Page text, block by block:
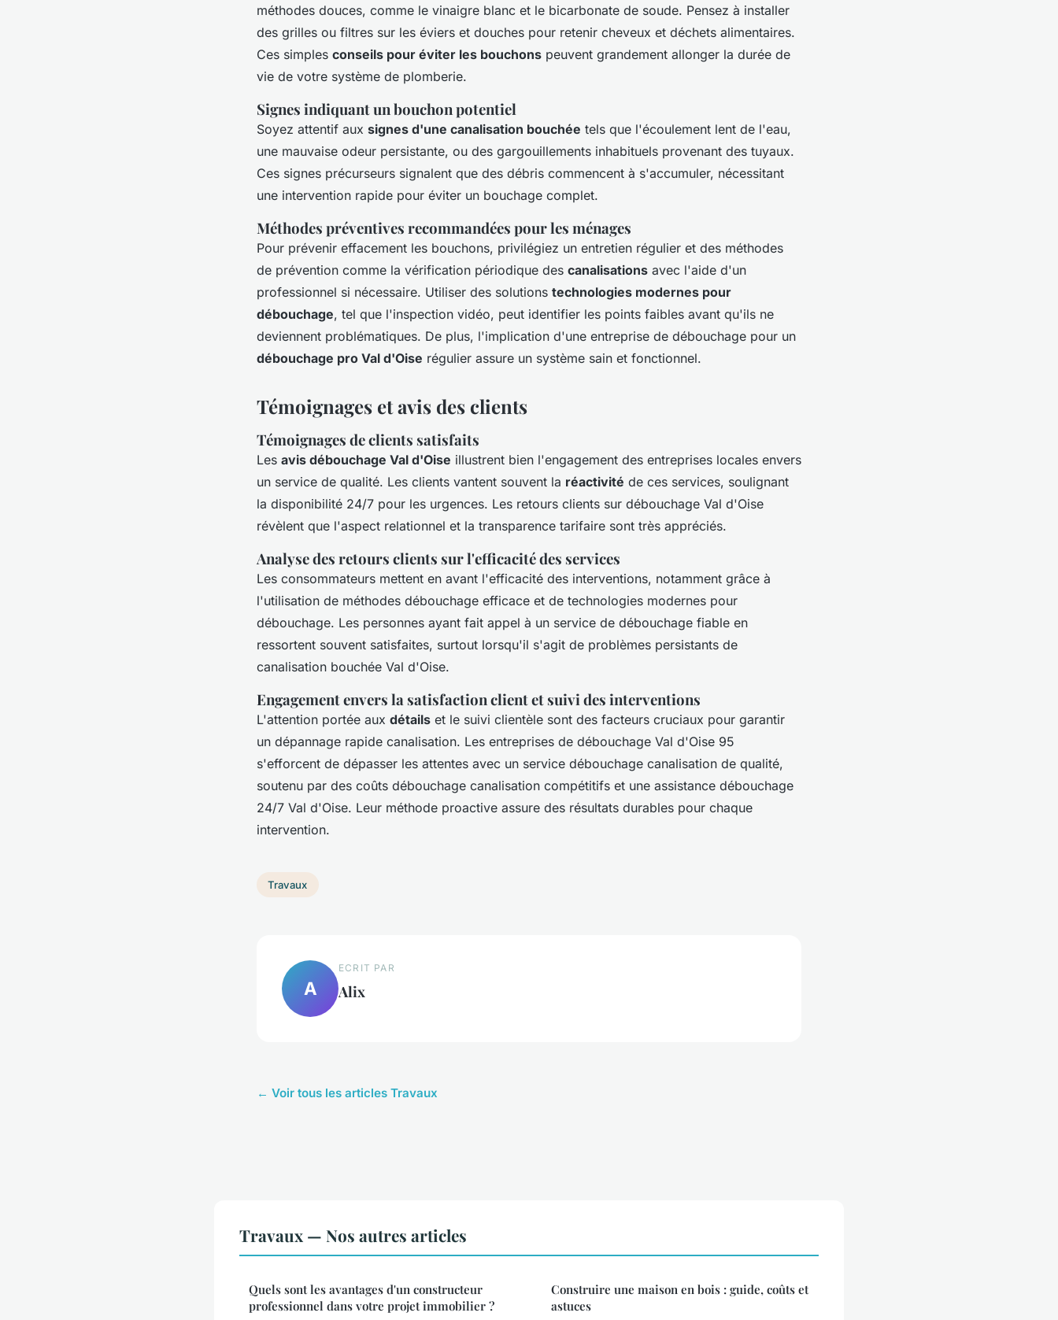
méthodes douces, comme le vinaigre blanc et le bicarbonate de soude. Pensez à installer
des grilles ou filtres sur les éviers et douches pour retenir cheveux et déchets alimentaires.
Ces simples conseils pour éviter les bouchons peuvent grandement allonger la durée de
vie de votre système de plomberie.
Signes indiquant un bouchon potentiel
Soyez attentif aux signes d'une canalisation bouchée tels que l'écoulement lent de l'eau,
une mauvaise odeur persistante, ou des gargouillements inhabituels provenant des tuyaux.
Ces signes précurseurs signalent que des débris commencent à s'accumuler, nécessitant
une intervention rapide pour éviter un bouchage complet.
Méthodes préventives recommandées pour les ménages
Pour prévenir effacement les bouchons, privilégiez un entretien régulier et des méthodes
de prévention comme la vérification périodique des canalisations avec l'aide d'un
professionnel si nécessaire. Utiliser des solutions technologies modernes pour
débouchage, tel que l'inspection vidéo, peut identifier les points faibles avant qu'ils ne
deviennent problématiques. De plus, l'implication d'une entreprise de débouchage pour un
débouchage pro Val d'Oise régulier assure un système sain et fonctionnel.
Témoignages et avis des clients
Témoignages de clients satisfaits
Les avis débouchage Val d'Oise illustrent bien l'engagement des entreprises locales envers
un service de qualité. Les clients vantent souvent la réactivité de ces services, soulignant
la disponibilité 24/7 pour les urgences. Les retours clients sur débouchage Val d'Oise
révèlent que l'aspect relationnel et la transparence tarifaire sont très appréciés.
Analyse des retours clients sur l'efficacité des services
Les consommateurs mettent en avant l'efficacité des interventions, notamment grâce à
l'utilisation de méthodes débouchage efficace et de technologies modernes pour
débouchage. Les personnes ayant fait appel à un service de débouchage fiable en
ressortent souvent satisfaites, surtout lorsqu'il s'agit de problèmes persistants de
canalisation bouchée Val d'Oise.
Engagement envers la satisfaction client et suivi des interventions
L'attention portée aux détails et le suivi clientèle sont des facteurs cruciaux pour garantir
un dépannage rapide canalisation. Les entreprises de débouchage Val d'Oise 95
s'efforcent de dépasser les attentes avec un service débouchage canalisation de qualité,
soutenu par des coûts débouchage canalisation compétitifs et une assistance débouchage
24/7 Val d'Oise. Leur méthode proactive assure des résultats durables pour chaque
intervention.
Travaux
A
ECRIT PAR
Alix
← Voir tous les articles Travaux
Travaux — Nos autres articles
Quels sont les avantages d'un constructeur
professionnel dans votre projet immobilier ?
Construire une maison en bois : guide, coûts et
astuces